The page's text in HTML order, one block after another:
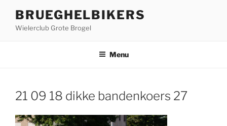
BRUEGHELBIKERS
Wielerclub Grote Brogel
Menu
21 09 18 dikke bandenkoers 27